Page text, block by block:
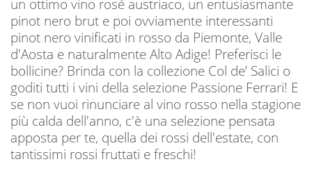
pinot nero brut e poi ovviamente interessanti
pinot nero vinificati in rosso da Piemonte, Valle
d'Aosta e naturalmente Alto Adige! Preferisci le
bollicine? Brinda con la collezione Col de’ Salici o
goditi tutti i vini della selezione Passione Ferrari! E
se non vuoi rinunciare al vino rosso nella stagione
più calda dell'anno, c'è una selezione pensata
apposta per te, quella dei rossi dell'estate, con
tantissimi rossi fruttati e freschi!